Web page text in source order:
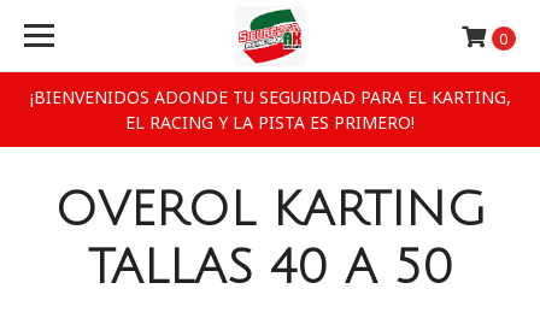
¡BIENVENIDOS ADONDE TU SEGURIDAD PARA EL KARTING,
EL RACING Y LA PISTA ES PRIMERO!
0
OVEROL KARTING
TALLAS 40 A 50